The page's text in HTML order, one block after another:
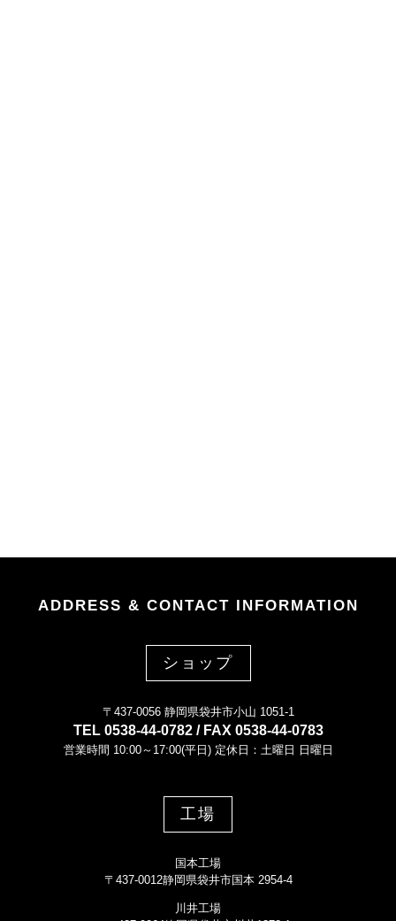
ADDRESS & CONTACT INFORMATION
ショップ
〒437-0056 静岡県袋井市小山 1051-1
TEL 0538-44-0782 / FAX 0538-44-0783
営業時間 10:00～17:00(平日) 定休日：土曜日 日曜日
工場
国本工場
〒437-0012静岡県袋井市国本 2954-4
川井工場